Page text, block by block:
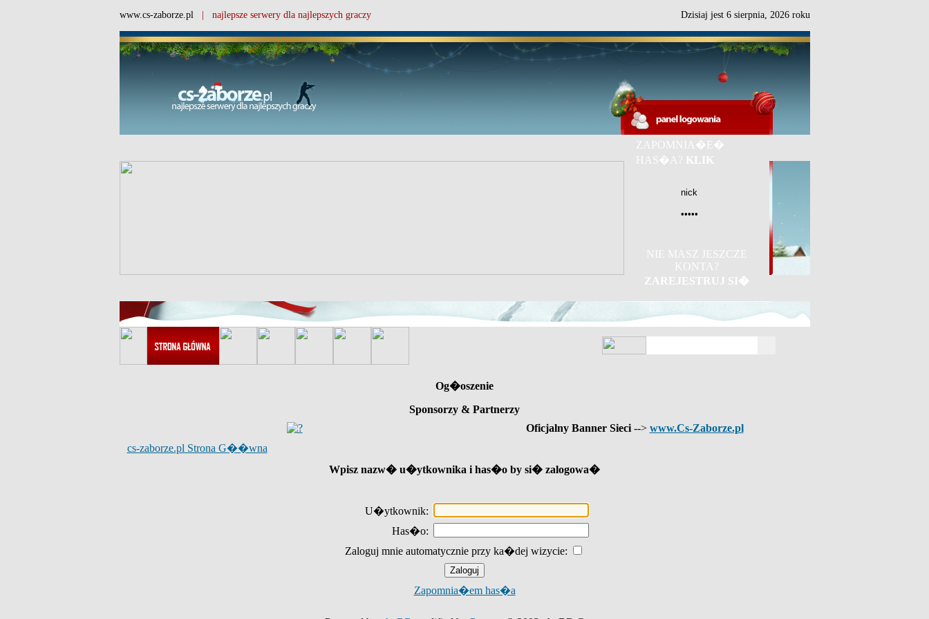
www.cs-zaborze.pl | najlepsze serwery dla najlepszych graczy Dzisiaj jest 6 sierpnia, 2026 roku
ZAPOMNIA�E�
HAS�A? KLIK
NIE MASZ JESZCZE
KONTA?
ZAREJESTRUJ SI�
Og�oszenie
Sponsorzy & Partnerzy
Oficjalny Banner Sieci --> www.Cs-Zaborze.pl
cs-zaborze.pl Strona G��wna
Wpisz nazw� u�ytkownika i has�o by si� zalogowa�
U�ytkownik:
Has�o:
Zaloguj mnie automatycznie przy ka�dej wizycie:
Zapomnia�em has�a